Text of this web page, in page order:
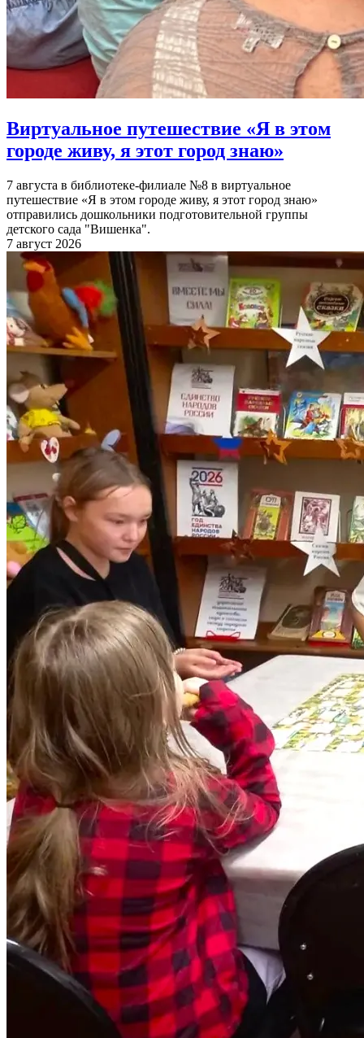
Виртуальное путешествие «Я в этом
городе живу, я этот город знаю»
7 августа в библиотеке-филиале №8 в виртуальное
путешествие «Я в этом городе живу, я этот город знаю»
отправились дошкольники подготовительной группы
детского сада "Вишенка".
7 август 2026